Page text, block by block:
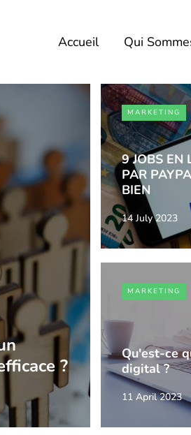
Accueil Qui
?
MARKETING
9 JOBS EN
PAR
BIEN
14 July 2023
MARKETING
Qu'est-ce
digital ?
11 April 2023